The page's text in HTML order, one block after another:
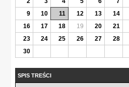
9
10 11 12 13 14
16
17 18 19 20 21
23
24 25 26 27 28
30
SPIS TREŚCI